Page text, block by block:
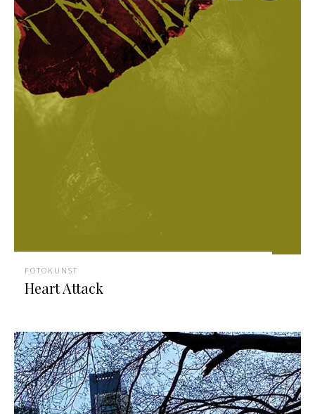
FOTOKUNST
Heart Attack